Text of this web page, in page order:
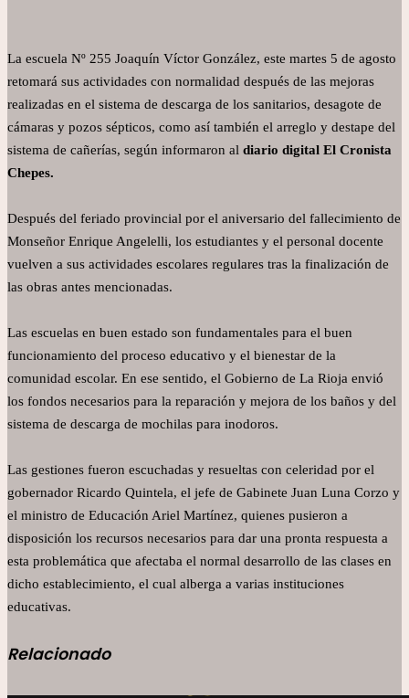
La escuela Nº 255 Joaquín Víctor González, este martes 5 de agosto
retomará sus actividades con normalidad después de las mejoras
realizadas en el sistema de descarga de los sanitarios, desagote de
cámaras y pozos sépticos, como así también el arreglo y destape del
sistema de cañerías, según informaron al diario digital El Cronista
Chepes.
Después del feriado provincial por el aniversario del fallecimiento de
Monseñor Enrique Angelelli, los estudiantes y el personal docente
vuelven a sus actividades escolares regulares tras la finalización de
las obras antes mencionadas.
Las escuelas en buen estado son fundamentales para el buen
funcionamiento del proceso educativo y el bienestar de la
comunidad escolar. En ese sentido, el Gobierno de La Rioja envió
los fondos necesarios para la reparación y mejora de los baños y del
sistema de descarga de mochilas para inodoros.
Las gestiones fueron escuchadas y resueltas con celeridad por el
gobernador Ricardo Quintela, el jefe de Gabinete Juan Luna Corzo y
el ministro de Educación Ariel Martínez, quienes pusieron a
disposición los recursos necesarios para dar una pronta respuesta a
esta problemática que afectaba el normal desarrollo de las clases en
dicho establecimiento, el cual alberga a varias instituciones
educativas.
Relacionado